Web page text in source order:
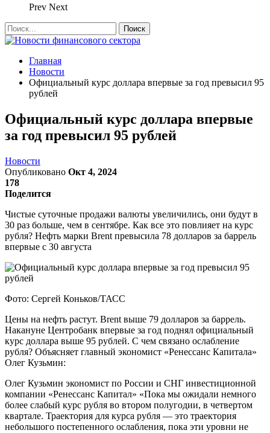
Prev Next
Главная
Новости
Официальный курс доллара впервые за год превысил 95
рублей
Официальный курс доллара впервые
за год превысил 95 рублей
Новости
Опубликовано Окт 4, 2024
178
Поделится
Чистые суточные продажи валюты увеличились, они будут в
30 раз больше, чем в сентябре. Как все это повлияет на курс
рубля? Нефть марки Brent превысила 78 долларов за баррель
впервые с 30 августа
Фото: Сергей Коньков/ТАСС
Цены на нефть растут. Brent выше 79 долларов за баррель.
Накануне Центробанк впервые за год поднял официальный
курс доллара выше 95 рублей. С чем связано ослабление
рубля? Объясняет главный экономист «Ренессанс Капитала»
Олег Кузьмин:
Олег Кузьмин экономист по России и СНГ инвестиционной
компании «Ренессанс Капитал» «Пока мы ожидали немного
более слабый курс рубля во втором полугодии, в четвертом
квартале. Траектория для курса рубля — это траектория
небольшого постепенного ослабления, пока эти уровни не